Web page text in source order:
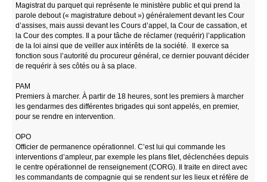
Magistrat du parquet qui représente le ministère public et qui prend la
parole debout (« magistrature debout ») généralement devant les Cour
d’assises, mais aussi devant les Cours d’appel, la Cour de cassation, et
la Cour des comptes. Il a pour tâche de réclamer (requérir) l’application
de la loi ainsi que de veiller aux intérêts de la société. Il exerce sa
fonction sous l’autorité du procureur général, ce dernier pouvant décider
de requérir à ses côtés ou à sa place.
PAM
Premiers à marcher. À partir de 18 heures, sont les premiers à marcher
les gendarmes des différentes brigades qui sont appelés, en premier,
pour se rendre en intervention.
OPO
Officier de permanence opérationnel. C’est lui qui commande les
interventions d’ampleur, par exemple les plans filet, déclenchées depuis
le centre opérationnel de renseignement (CORG). Il traite en direct avec
les commandants de compagnie qui se rendent sur les lieux et réfère de